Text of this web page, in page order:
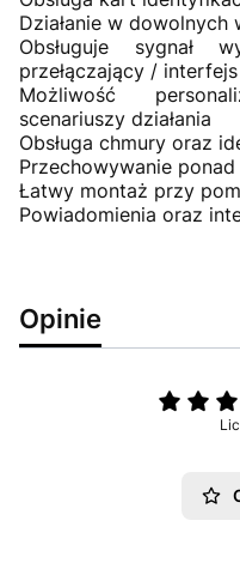
Działanie w dowolnych
Obsługuje sygnał
przełączający /
Możliwość
scenariuszy działania
Obsługa chmury oraz
Przechowywanie
Łatwy montaż przy
Powiadomienia oraz
Opinie